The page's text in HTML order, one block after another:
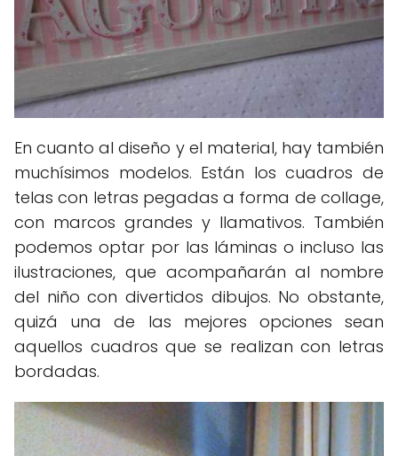
En cuanto al diseño y el material, hay también
muchísimos modelos. Están los cuadros de
telas con letras pegadas a forma de collage,
con marcos grandes y llamativos. También
podemos optar por las láminas o incluso las
ilustraciones, que acompañarán al nombre
del niño con divertidos dibujos. No obstante,
quizá una de las mejores opciones sean
aquellos cuadros que se realizan con letras
bordadas.